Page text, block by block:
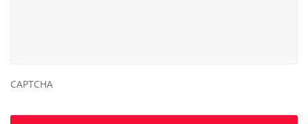
CAPTCHA